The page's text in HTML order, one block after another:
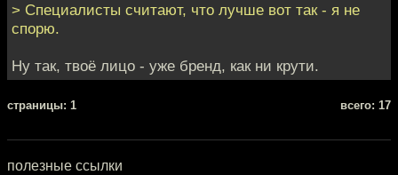
> Специалисты считают, что лучше вот так - я не
спорю.
Ну так, твоё лицо - уже бренд, как ни крути.
cтраницы: 1 всего: 17
полезные ссылки